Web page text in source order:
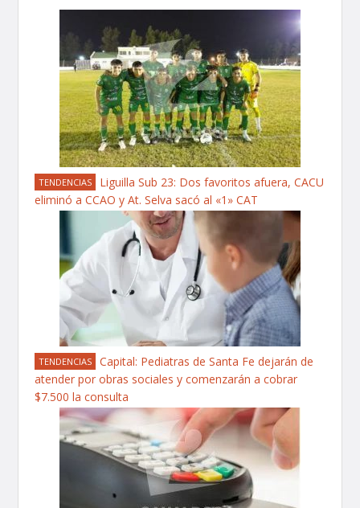
TENDENCIAS
Liguilla Sub 23: Dos favoritos afuera, CACU
eliminó a CCAO y At. Selva sacó al «1» CAT
TENDENCIAS
Capital: Pediatras de Santa Fe dejarán de
atender por obras sociales y comenzarán a cobrar
$7.500 la consulta